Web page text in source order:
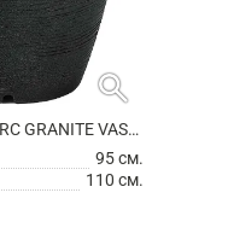
search
КАШПО CAPI ARC GRANITE VASE ELEGANT BLACK
95 см.
110 см.